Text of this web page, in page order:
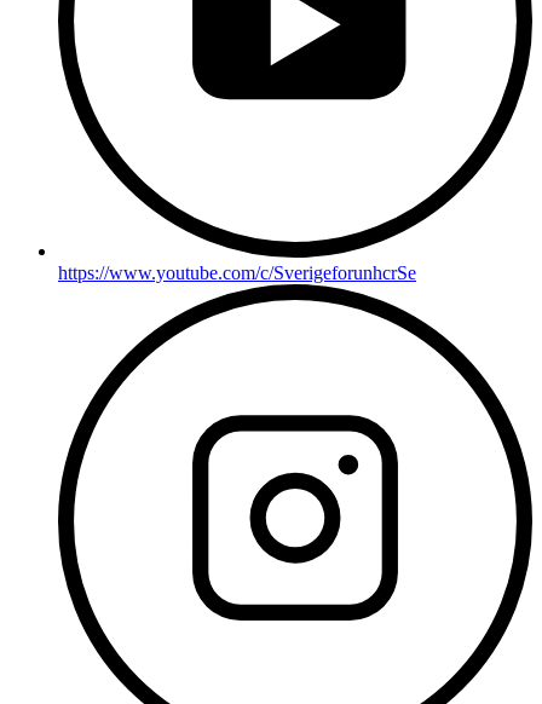
https://www.youtube.com/c/SverigeforunhcrSe